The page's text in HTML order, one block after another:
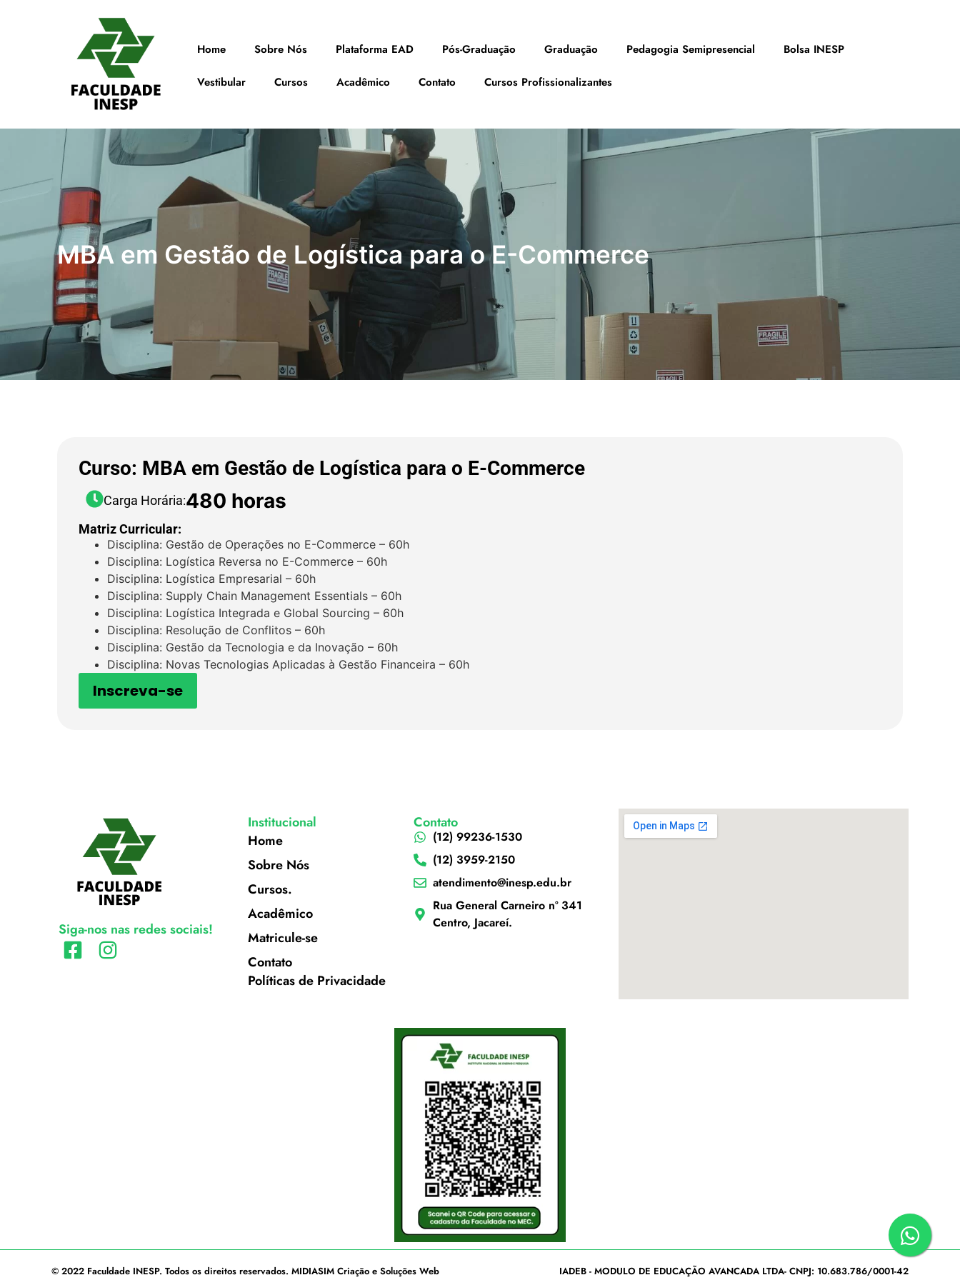
Home Sobre Nós Plataforma EAD Pós-Graduação Graduação Pedagogia Semipresencial Bolsa INESP
Vestibular Cursos Acadêmico Contato Cursos Profissionalizantes
MBA em Gestão de Logística para o E-Commerce
Curso: MBA em Gestão de Logística para o E-Commerce
Carga Horária:480 horas
Matriz Curricular:
Disciplina: Gestão de Operações no E-Commerce – 60h
Disciplina: Logística Reversa no E-Commerce – 60h
Disciplina: Logística Empresarial – 60h
Disciplina: Supply Chain Management Essentials – 60h
Disciplina: Logística Integrada e Global Sourcing – 60h
Disciplina: Resolução de Conflitos – 60h
Disciplina: Gestão da Tecnologia e da Inovação – 60h
Disciplina: Novas Tecnologias Aplicadas à Gestão Financeira – 60h
Inscreva-se
Siga-nos nas redes sociais!
Institucional
Home
Sobre Nós
Cursos.
Acadêmico
Matricule-se
Contato
Políticas de Privacidade
Contato
(12) 99236-1530
(12) 3959-2150
atendimento@inesp.edu.br
Rua General Carneiro nº 341
Centro, Jacareí.
© 2022 Faculdade INESP. Todos os direitos reservados. MIDIASIM Criação e Soluções Web IADEB - MODULO DE EDUCAÇÃO AVANCADA LTDA- CNPJ: 10.683.786/0001-42